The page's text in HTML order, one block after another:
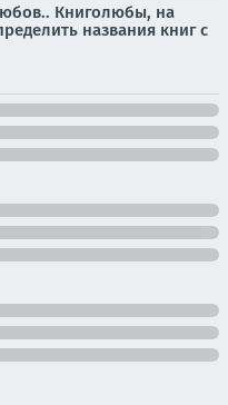
Книголюбы, на
названия книг с